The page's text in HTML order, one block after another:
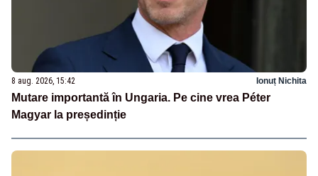
8 aug. 2026, 15:42 Ionuț Nichita
Mutare importantă în Ungaria. Pe cine vrea Péter
Magyar la președinție